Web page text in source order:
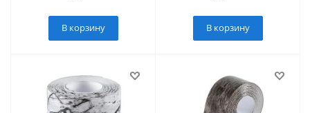
В корзину В корзину